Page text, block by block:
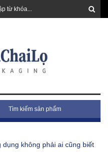
không phải ai cũng biết